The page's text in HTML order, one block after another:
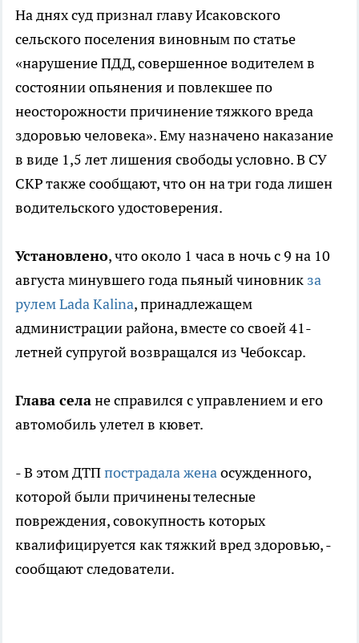
На днях суд признал главу Исаковского
сельского поселения виновным по статье
«нарушение ПДД, совершенное водителем в
состоянии опьянения и повлекшее по
неосторожности причинение тяжкого вреда
здоровью человека». Ему назначено наказание
в виде 1,5 лет лишения свободы условно. В СУ
СКР также сообщают, что он на три года лишен
водительского удостоверения.
Установлено, что около 1 часа в ночь с 9 на 10
августа минувшего года пьяный чиновник за
рулем Lada Kalina, принадлежащем
администрации района, вместе со своей 41-
летней супругой возвращался из Чебоксар.
Глава селане справился с управлением и его
автомобиль улетел в кювет.
- В этом ДТПпострадала женаосужденного,
которой были причинены телесные
повреждения, совокупность которых
квалифицируется как тяжкий вред здоровью, -
сообщают следователи.